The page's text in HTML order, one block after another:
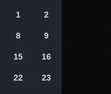
1 2
8 9
15 16
22 23